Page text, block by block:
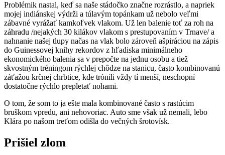
Problémik nastal, keď sa naše stádočko značne rozrástlo, a napriek
mojej indiánskej výdrži a túlavým topánkam už nebolo veľmi
zábavné vyrážať kamkoľvek vlakom. Už len balenie toť za roh na
záhradu /nejakých 30 kilákov vlakom s prestupovaním v Trnave/ a
nahnanie našej tlupy načas na vlak bolo zároveň ašpiráciou na zápis
do Guinessovej knihy rekordov z hľadiska minimálneho
ekonomického balenia sa v prepočte na jednu osobu a tiež
skvostným tréningom rýchlej chôdze na stanicu, často kombinovanú
záťažou krčnej chrbtice, kde trónili vždy tí menší, neschopní
dostatočne rýchlo prepletať nohami.
O tom, že som to ja ešte mala kombinované často s rastúcim
bruškom vpredu, ani nehovoriac. Auto sme však už nemali, lebo
Klára po našom treťom odišla do večných šrotovísk.
Prišiel zlom